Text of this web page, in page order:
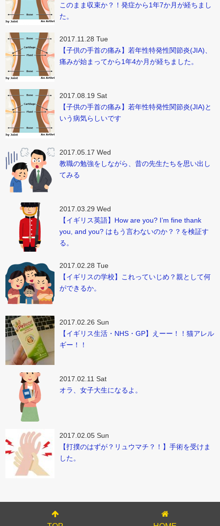
このまま収束か？！発症から1年7か月が経ちまし
た。
2017.11.28 Tue
【子供の手首の痛み】若年性特発性関節炎(JIA)、
痛みが始まってから1年4か月が経ちました。
2017.08.19 Sat
【子供の手首の痛み】若年性特発性関節炎(JIA)と
いう病気らしいです
2017.05.17 Wed
教職の勉強をしながら、昔の先生たちを思い出し
てみる
2017.03.29 Wed
【イギリス英語】How are you? I’m fine thank
you, and you? はもう言わないのか？？を検証す
る。
2017.02.28 Tue
【イギリスの学校】これっていじめ？親として何
ができるか。
2017.02.26 Sun
【イギリス生活・NHS・GP】えーー！！猫アレル
ギー！！
2017.02.11 Sat
オラ、女子大生になるよ。
2017.02.05 Sun
【打撲のはずが？リュウマチ？！】手術を受けま
した。